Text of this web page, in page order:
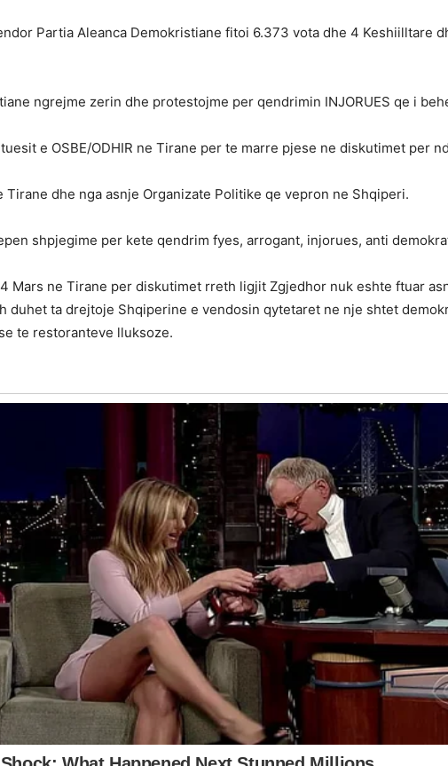
Partia Aleanca Demokristiane fitoi 6.373 vota dhe 4 Keshiilltare
ngrejme zerin dhe protestojme per qendrimin INJORUES qe i
e OSBE/ODHIR ne Tirane per te marre pjese ne diskutimet per
dhe nga asnje Organizate Politike qe vepron ne Shqiperi.
shpjegime per kete qendrim fyes, arrogant, injorues, anti
Mars ne Tirane per diskutimet rreth ligjit Zgjedhor nuk eshte ftuar
duhet ta drejtoje Shqiperine e vendosin qytetaret ne nje shtet
te restoranteve lluksoze.